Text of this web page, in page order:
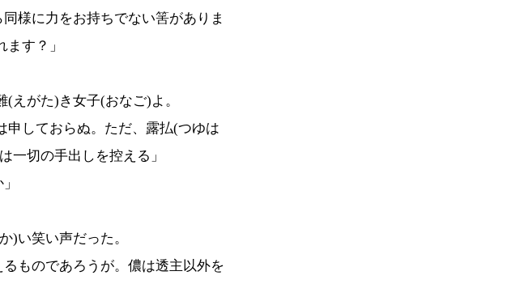
様に力をお持ちでない筈がありま
す？」
(えがた)き女子(おなご)よ。
ておらぬ。ただ、露払(つゆは
一切の手出しを控える」
)い笑い声だった。
ものであろうが。儂は透主以外を